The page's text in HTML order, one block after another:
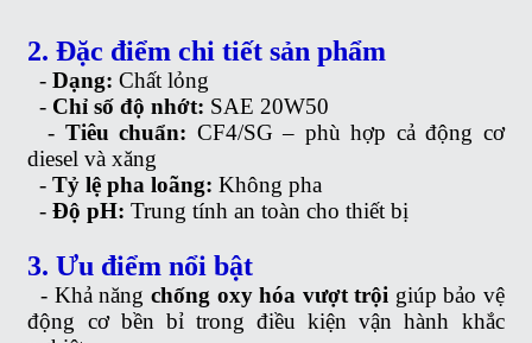
2. Đặc điểm chi tiết sản phẩm
-Dạng: Chất lỏng
- Chỉ số độ nhớt: SAE 20W50
- Tiêu chuẩn: CF4/SG – phù hợp cả động cơ
diesel và xăng
-Tỷ lệ pha loãng: Không pha
-Độ pH: Trung tính an toàn cho thiết bị
3. Ưu điểm nổi bật
- Khả năng chống oxy hóa vượt trội giúp bảo vệ
động cơ bền bỉ trong điều kiện vận hành khắc